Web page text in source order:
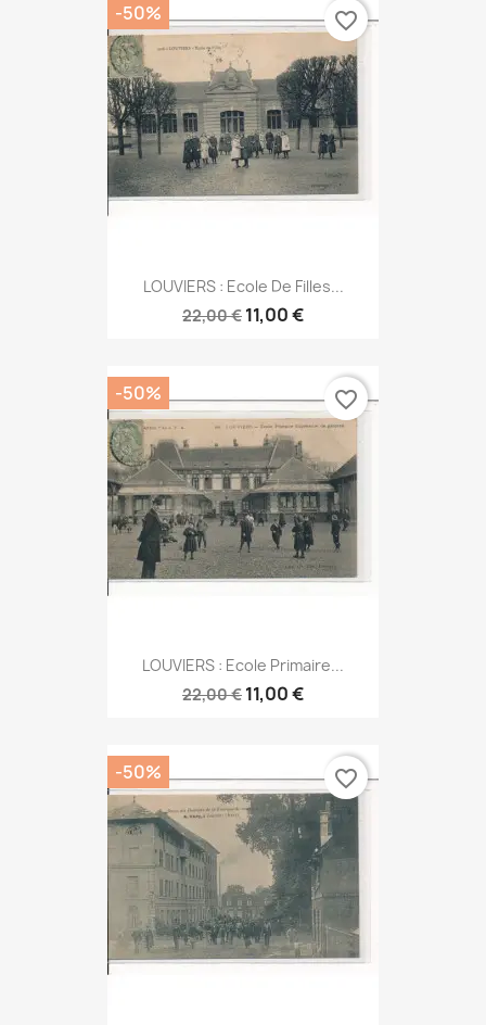
LOUVIERS : Ecole De Filles...
22,00 € 11,00 €
-50% favorite_border
LOUVIERS : Ecole Primaire...
22,00 € 11,00 €
-50% favorite_border
-50% favorite_border